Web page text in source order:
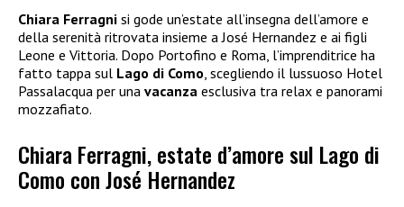
Chiara Ferragni si gode un’estate all’insegna dell’amore e
della serenità ritrovata insieme a José Hernandez e ai figli
Leone e Vittoria. Dopo Portofino e Roma, l’imprenditrice ha
fatto tappa sul Lago di Como , scegliendo il lussuoso Hotel
Passalacqua per una vacanza esclusiva tra relax e panorami
mozzafiato.
Chiara Ferragni, estate d’amore sul Lago di
Como con José Hernandez